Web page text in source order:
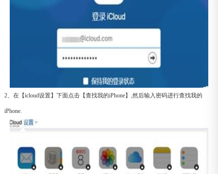
2、在【icloud设置】下面点击【查找我的iPhone】,然后输入密码进行查找我的
iPhone.